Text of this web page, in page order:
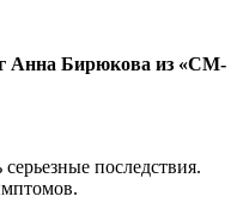
Анна Бирюкова из «СМ-
последствия.